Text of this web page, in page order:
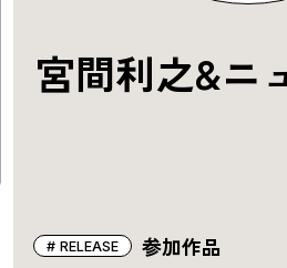
宮間利之&ニ
参加作品
RELEASE